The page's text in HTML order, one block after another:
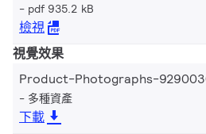
pdf 935.2 kB
檢視
視覺效果
Product-Photographs-
多種資產
下載